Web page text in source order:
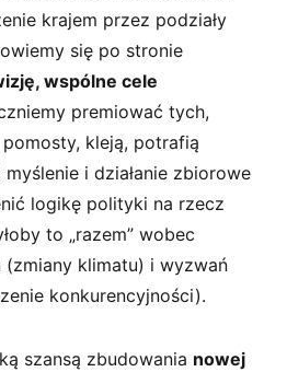
krajem przez podziały
się po stronie
wspólne cele
premiować tych,
kleją, potrafią
i działanie zbiorowe
logikę polityki na rzecz
to „razem” wobec
klimatu) i wyzwań
konkurencyjności).
szansą zbudowania nowej